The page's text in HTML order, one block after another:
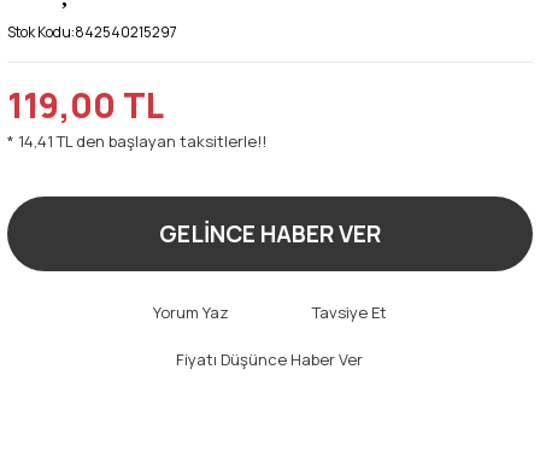
Stok Kodu:842540215297
119,00 TL
* 14,41 TL den başlayan taksitlerle!!
GELİNCE HABER VER
Yorum Yaz Tavsiye Et
Fiyatı Düşünce Haber Ver